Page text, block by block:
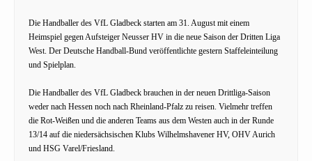
Die Handballer des VfL Gladbeck starten am 31. August mit einem
Heimspiel gegen Aufsteiger Neusser HV in die neue Saison der Dritten Liga
West. Der Deutsche Handball-Bund veröffentlichte gestern Staffeleinteilung
und Spielplan.
Die Handballer des VfL Gladbeck brauchen in der neuen Drittliga-Saison
weder nach Hessen noch nach Rheinland-Pfalz zu reisen. Vielmehr treffen
die Rot-Weißen und die anderen Teams aus dem Westen auch in der Runde
13/14 auf die niedersächsischen Klubs Wilhelmshavener HV, OHV Aurich
und HSG Varel/Friesland.